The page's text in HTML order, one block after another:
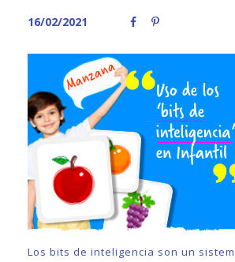
16/02/2021
Los bits de inteligencia son un